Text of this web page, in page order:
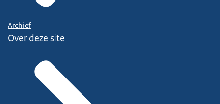
Archief
Over deze site